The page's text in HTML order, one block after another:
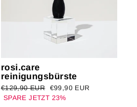
rosi.care
reinigungsbürste
Normaler
Preis
€129,90 EUR Sonderpreis
€99,90 EUR
SPARE JETZT 23%